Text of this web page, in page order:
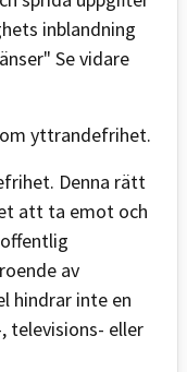
inblandning
Se vidare
om yttrandefrihet.
Denna rätt
att ta emot och
av
hindrar inte en
eller